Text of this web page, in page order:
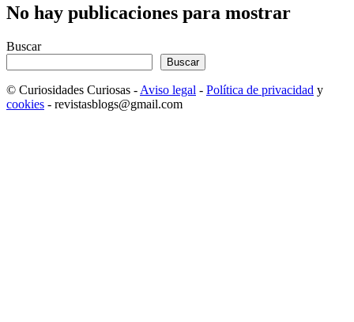
No hay publicaciones para mostrar
Buscar
Buscar
© Curiosidades Curiosas - Aviso legal - Política de privacidad y
cookies - revistasblogs@gmail.com